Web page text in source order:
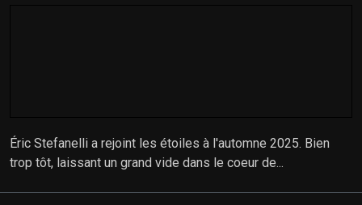
Éric Stefanelli a rejoint les étoiles à l'automne 2025. Bien
trop tôt, laissant un grand vide dans le coeur de...